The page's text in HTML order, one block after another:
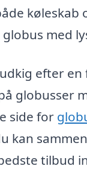
køleskab
med
efter en
globusser
side for
kan
tilbud